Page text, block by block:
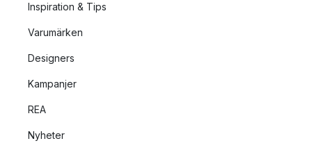
Inspiration & Tips
Varumärken
Designers
Kampanjer
REA
Nyheter